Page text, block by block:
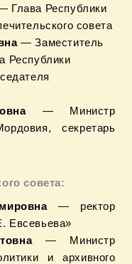
Глава Республики
совета
— Заместитель
Республики
— Министр
секретарь
совета:
— ректор
— Министр
и архивного